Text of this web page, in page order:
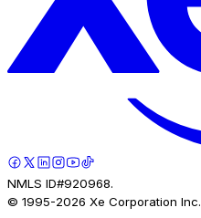
NMLS ID#920968.
© 1995-2026 Xe Corporation Inc.